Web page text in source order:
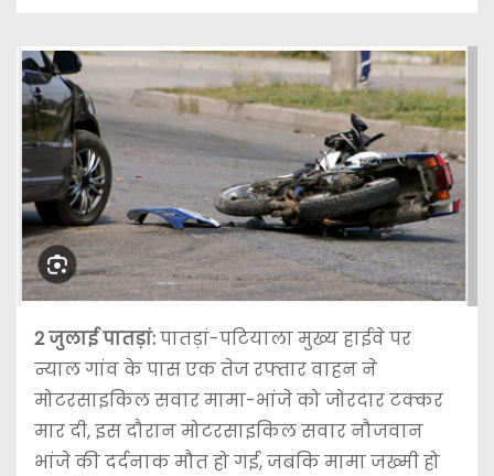
2 जुलाईपातड़ां:पातड़ां-पटियाला मुख्य हाईवे पर
न्याल गांव के पास एक तेज रफ्तार वाहन ने
मोटरसाइकिल सवार मामा-भांजे को जोरदार टक्कर
मार दी, इस दौरान मोटरसाइकिल सवार नौजवान
भांजे की दर्दनाक मौत हो गई, जबकि मामा जख्मी हो